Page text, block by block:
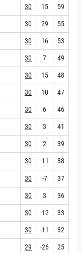
30 15 59
30 29 55
30 16 53
30 7 49
30 15 48
30 10 47
30 6 46
30 3 41
30 2 39
30 -11 38
30 -7 37
30 3 36
30 -12 33
30 -11 32
29 -26 25